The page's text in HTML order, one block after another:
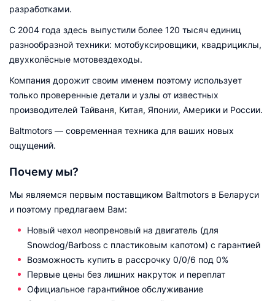
разработками.
С 2004 года здесь выпустили более 120 тысяч единиц
разнообразной техники: мотобуксировщики, квадрициклы,
двухколёсные мотовездеходы.
Компания дорожит своим именем поэтому использует
только проверенные детали и узлы от известных
производителей Тайваня, Китая, Японии, Америки и России.
Baltmotors — современная техника для ваших новых
ощущений.
Почему мы?
Мы являемся первым поставщиком Baltmotors в Беларуси
и поэтому предлагаем Вам:
Новый чехол неопреновый на двигатель (для
Snowdog/Barboss с пластиковым капотом) с гарантией
Возможность купить в рассрочку 0/0/6 под 0%
Первые цены без лишних накруток и переплат
Официальное гарантийное обслуживание